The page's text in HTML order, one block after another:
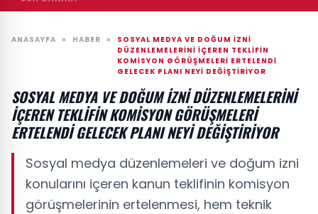
ANASAYFA » HABER »
SOSYAL MEDYA VE DOĞUM IZNI
DÜZENLEMELERINI IÇEREN TEKLIFIN
KOMISYON GÖRÜŞMELERI ERTELENDI
GELECEK PLANI NEYI DEĞIŞTIRIYOR
SOSYAL MEDYA VE DOĞUM IZNI DÜZENLEMELERINI
IÇEREN TEKLIFIN KOMISYON GÖRÜŞMELERI
ERTELENDI GELECEK PLANI NEYI DEĞIŞTIRIYOR
Sosyal medya düzenlemeleri ve doğum izni
konularını içeren kanun teklifinin komisyon
görüşmelerinin ertelenmesi, hem teknik